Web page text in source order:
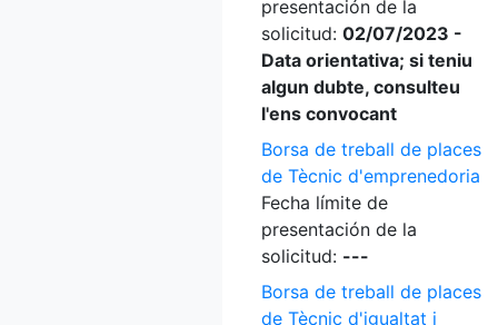
presentación de la
solicitud: 02/07/2023 -
Data orientativa; si teniu
algun dubte, consulteu
l'ens convocant
Borsa de treball de places
de Tècnic d'emprenedoria
Fecha límite de
presentación de la
solicitud: ---
Borsa de treball de places
de Tècnic d'igualtat i